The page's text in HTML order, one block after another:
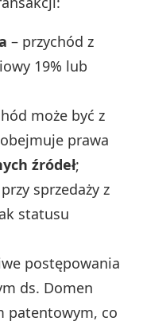
– przychód z
19% lub
może być z
prawa
źródeł;
sprzedaży z
statusu
postępowania
ds. Domen
patentowym, co